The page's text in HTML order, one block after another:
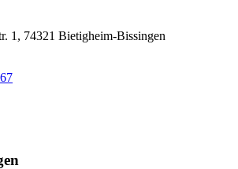
1, 74321 Bietigheim-Bissingen